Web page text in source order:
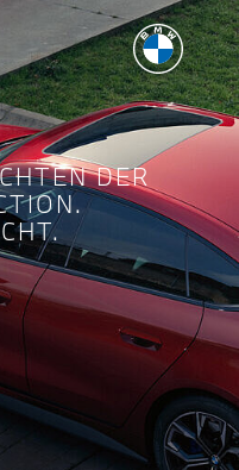
Freudeam Fahren
DER